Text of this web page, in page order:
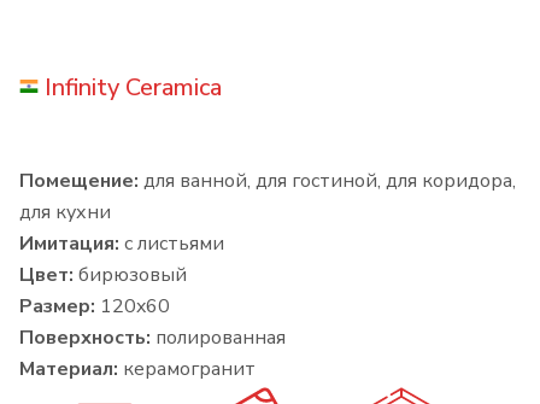
Infinity Ceramica
Помещение: для ванной, для гостиной, для коридора,
для кухни
Имитация: с листьями
Цвет: бирюзовый
Размер: 120x60
Поверхность: полированная
Материал: керамогранит